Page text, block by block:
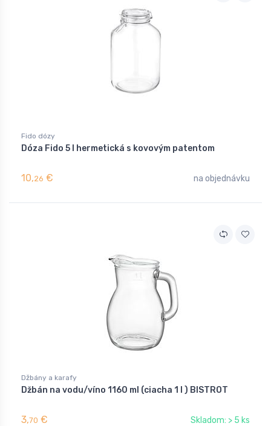
Fido dózy
Dóza Fido 5 l hermetická s kovovým patentom
10,26 € na objednávku
Džbány a karafy
Džbán na vodu/víno 1160 ml (ciacha 1 l ) BISTROT
3,70 € Skladom: > 5 ks